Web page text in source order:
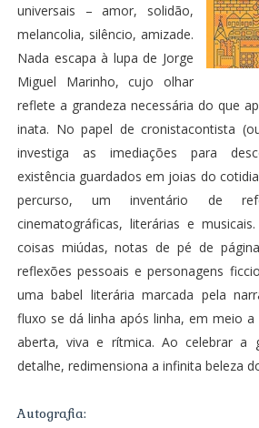
universais – amor, solidão,
melancolia, silêncio, amizade.
Nada escapa à lupa de Jorge
Miguel Marinho, cujo olhar
reflete a grandeza necessária do que
inata. No papel de cronistacontista
investiga as imediações para
existência guardados em joias do
percurso, um inventário de
cinematográficas, literárias e
coisas miúdas, notas de pé de
reflexões pessoais e personagens
uma babel literária marcada pela
fluxo se dá linha após linha, em meio
aberta, viva e rítmica. Ao celebrar a
detalhe, redimensiona a infinita beleza
Autografia: